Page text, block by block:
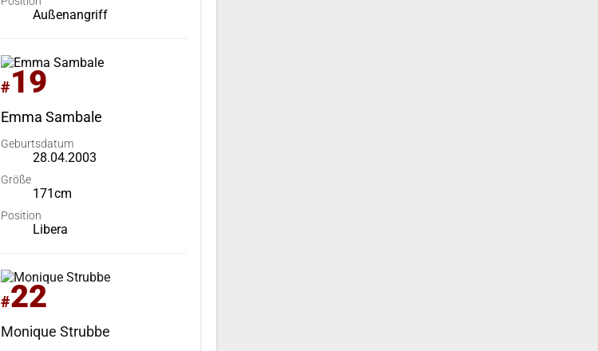
Außenangriff
#19
Emma Sambale
Geburtsdatum
28.04.2003
Größe
171cm
Position
Libera
#22
Monique Strubbe